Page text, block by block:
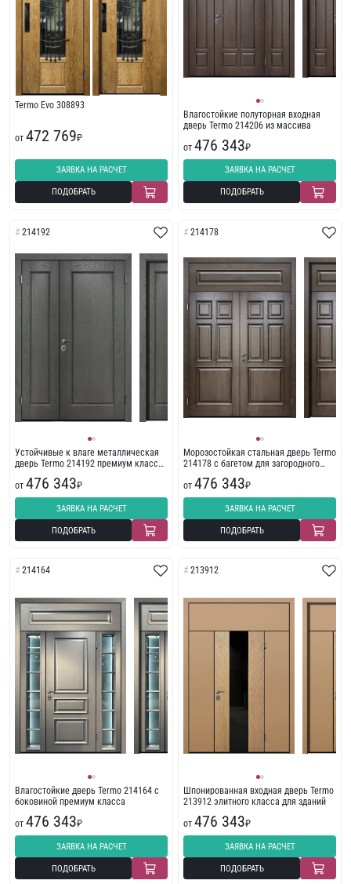
Termo Evo 308893
от 472 769₽
ЗАЯВКА НА РАСЧЕТ
ПОДОБРАТЬ
Влагостойкие полуторная входная
дверь Termo 214206 из массива
от 476 343₽
ЗАЯВКА НА РАСЧЕТ
ПОДОБРАТЬ
214192
Устойчивые к влаге металлическая
дверь Termo 214192 премиум класса
от 476 343₽
ЗАЯВКА НА РАСЧЕТ
ПОДОБРАТЬ
214178
Морозостойкая стальная дверь Termo
214178 с багетом для загородного
от 476 343₽
ЗАЯВКА НА РАСЧЕТ
ПОДОБРАТЬ
214164
Влагостойкие дверь Termo 214164 с
боковиной премиум класса
от 476 343₽
ЗАЯВКА НА РАСЧЕТ
ПОДОБРАТЬ
213912
Шпонированная входная дверь Termo
213912 элитного класса для зданий
от 476 343₽
ЗАЯВКА НА РАСЧЕТ
ПОДОБРАТЬ